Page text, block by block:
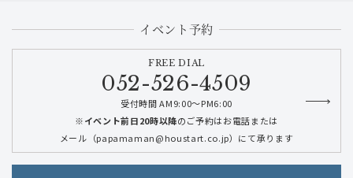
イベント予約
FREE DIAL
052-526-4509
受付時間 AM9:00～PM6:00
※イベント前日20時以降のご予約はお電話または
メール（papamaman@houstart.co.jp）にて承ります